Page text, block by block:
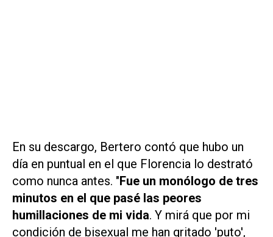
En su descargo, Bertero contó que hubo un
día en puntual en el que Florencia lo destrató
como nunca antes. "Fue un monólogo de tres
minutos en el que pasé las peores
humillaciones de mi vida. Y mirá que por mi
condición de bisexual me han gritado 'puto',